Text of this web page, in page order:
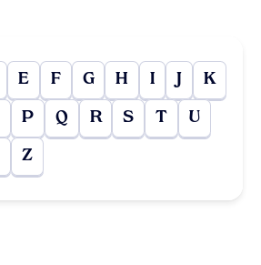
E F G H I J K
P Q R S T U
Z